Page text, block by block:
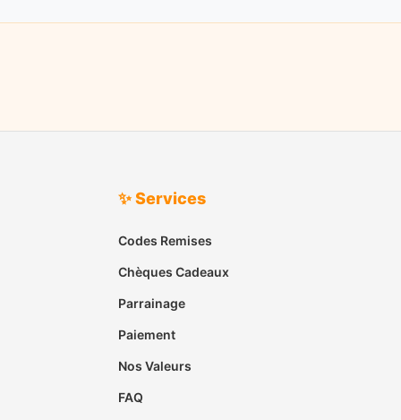
✨ Services
Codes Remises
Chèques Cadeaux
Parrainage
Paiement
Nos Valeurs
FAQ